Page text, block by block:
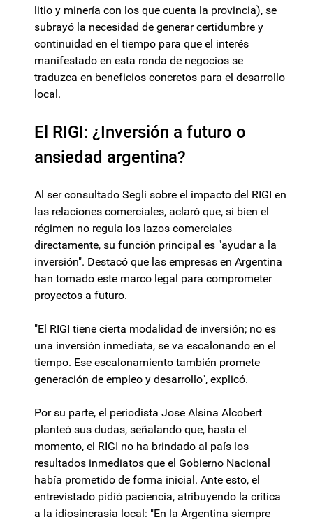
litio y minería con los que cuenta la provincia), se
subrayó la necesidad de generar certidumbre y
continuidad en el tiempo para que el interés
manifestado en esta ronda de negocios se
traduzca en beneficios concretos para el desarrollo
local.
El RIGI: ¿Inversión a futuro o
ansiedad argentina?
Al ser consultado Segli sobre el impacto del RIGI en
las relaciones comerciales, aclaró que, si bien el
régimen no regula los lazos comerciales
directamente, su función principal es "ayudar a la
inversión". Destacó que las empresas en Argentina
han tomado este marco legal para comprometer
proyectos a futuro.
"El RIGI tiene cierta modalidad de inversión; no es
una inversión inmediata, se va escalonando en el
tiempo. Ese escalonamiento también promete
generación de empleo y desarrollo", explicó.
Por su parte, el periodista Jose Alsina Alcobert
planteó sus dudas, señalando que, hasta el
momento, el RIGI no ha brindado al país los
resultados inmediatos que el Gobierno Nacional
había prometido de forma inicial. Ante esto, el
entrevistado pidió paciencia, atribuyendo la crítica
a la idiosincrasia local: "En la Argentina siempre